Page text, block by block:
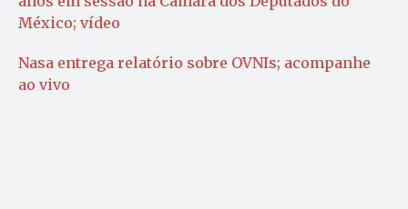
México; vídeo
Nasa entrega relatório sobre OVNIs; acompanhe
ao vivo